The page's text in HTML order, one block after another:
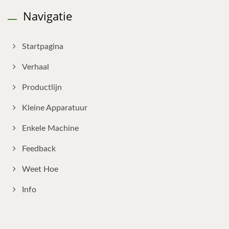
Navigatie
Startpagina
Verhaal
Productlijn
Kleine Apparatuur
Enkele Machine
Feedback
Weet Hoe
Info